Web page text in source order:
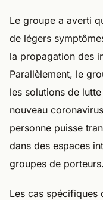
Le groupe a averti
de légers
la propagation des
Parallèlement, le
les solutions de
nouveau
personne puisse
dans des espaces
groupes de porteurs.
Les cas spécifiques